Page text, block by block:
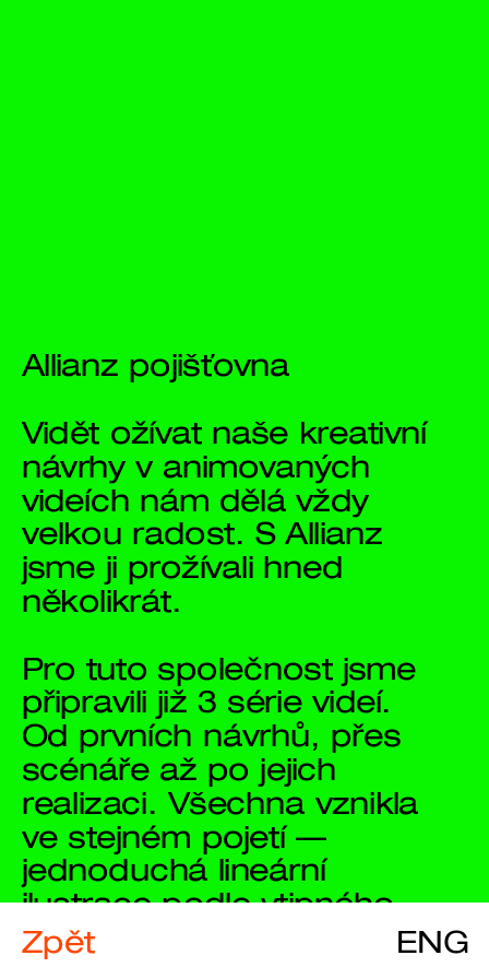
Zpět ENG
Allianz pojišťovna
Vidět ožívat naše kreativní
návrhy v animovaných
videích nám dělá vždy
velkou radost. S Allianz
jsme ji prožívali hned
několikrát.
Pro tuto společnost jsme
připravili již 3 série videí.
Od prvních návrhů, přes
scénáře až po jejich
realizaci. Všechna vznikla
ve stejném pojetí —
jednoduchá lineární
ilustrace podle vtipného
scénáře s netradičním